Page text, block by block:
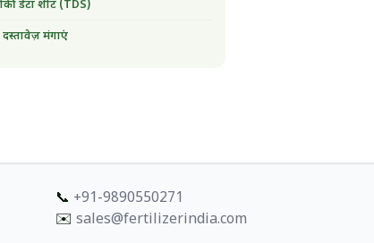
डेटा शीट (TDS)
मंगाएं
📞 +91-9890550271
✉️ sales@fertilizerindia.com